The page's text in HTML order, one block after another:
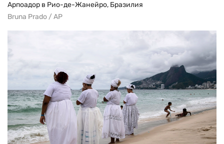
Арпоадор в Рио-де-Жанейро, Бразилия
Bruna Prado / AP